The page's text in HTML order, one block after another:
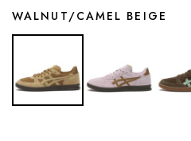
WALNUT/CAMEL BEIGE